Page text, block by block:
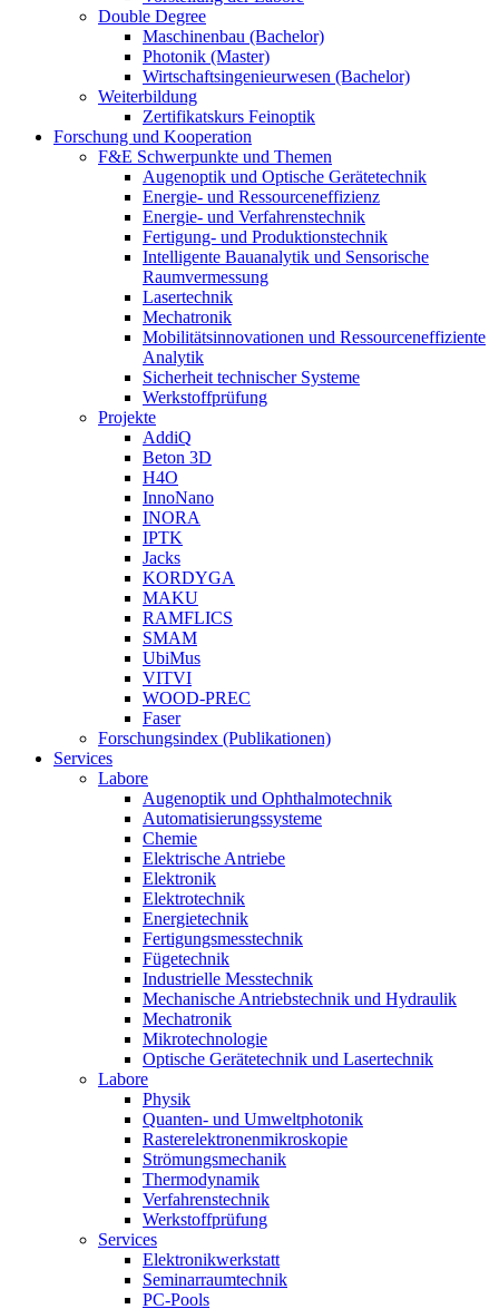
Double Degree
Maschinenbau (Bachelor)
Photonik (Master)
Wirtschaftsingenieurwesen (Bachelor)
Weiterbildung
Zertifikatskurs Feinoptik
Forschung und Kooperation
F&E Schwerpunkte und Themen
Augenoptik und Optische Gerätetechnik
Energie- und Ressourceneffizienz
Energie- und Verfahrenstechnik
Fertigung- und Produktionstechnik
Intelligente Bauanalytik und Sensorische
Raumvermessung
Lasertechnik
Mechatronik
Mobilitätsinnovationen und Ressourceneffiziente
Analytik
Sicherheit technischer Systeme
Werkstoffprüfung
Projekte
AddiQ
Beton 3D
H4O
InnoNano
INORA
IPTK
Jacks
KORDYGA
MAKU
RAMFLICS
SMAM
UbiMus
VITVI
WOOD-PREC
Faser
Forschungsindex (Publikationen)
Services
Labore
Augenoptik und Ophthalmotechnik
Automatisierungssysteme
Chemie
Elektrische Antriebe
Elektronik
Elektrotechnik
Energietechnik
Fertigungsmesstechnik
Fügetechnik
Industrielle Messtechnik
Mechanische Antriebstechnik und Hydraulik
Mechatronik
Mikrotechnologie
Optische Gerätetechnik und Lasertechnik
Labore
Physik
Quanten- und Umweltphotonik
Rasterelektronenmikroskopie
Strömungsmechanik
Thermodynamik
Verfahrenstechnik
Werkstoffprüfung
Services
Elektronikwerkstatt
Seminarraumtechnik
PC-Pools